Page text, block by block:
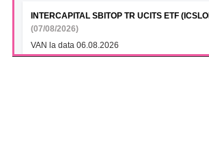
INTERCAPITAL SBITOP TR UCITS ETF
(07/08/2026)
VAN la data 06.08.2026